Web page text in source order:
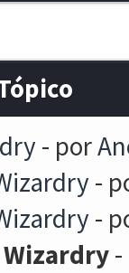
- por
-
-
Wizardry